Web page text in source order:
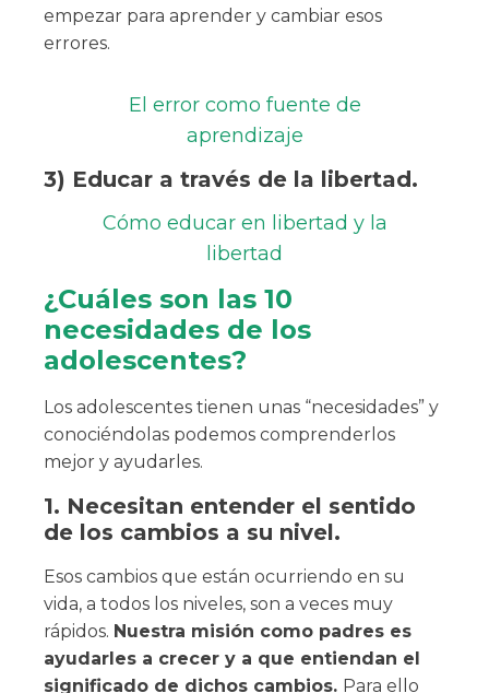
empezar para aprender y cambiar esos
errores.
El error como fuente de
aprendizaje
3) Educar a través de la libertad.
Cómo educar en libertad y la
libertad
¿Cuáles son las 10
necesidades de los
adolescentes?
Los adolescentes tienen unas “necesidades” y
conociéndolas podemos comprenderlos
mejor y ayudarles.
1. Necesitan entender el sentido
de los cambios a su nivel.
Esos cambios que están ocurriendo en su
vida, a todos los niveles, son a veces muy
rápidos. Nuestra misión como padres es
ayudarles a crecer y a que entiendan el
significado de dichos cambios. Para ello